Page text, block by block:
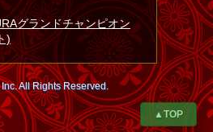
グランドチャンピオン
)
All Rights Reserved.
▲TOP